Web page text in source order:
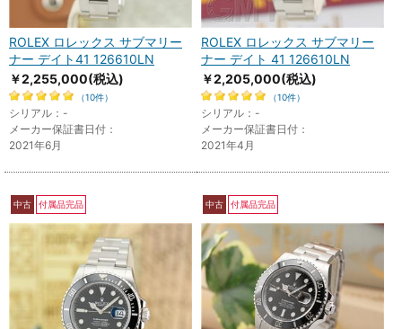
ROLEX ロレックス サブマリー
ナー デイト41 126610LN
￥2,255,000(税込)
（10件）
シリアル：-
メーカー保証書日付：
2021年6月
ROLEX ロレックス サブマリー
ナー デイト 41 126610LN
￥2,205,000(税込)
（10件）
シリアル：-
メーカー保証書日付：
2021年4月
中古 付属品完品 中古 付属品完品